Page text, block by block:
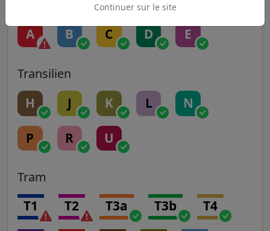
A B C D E
Transilien
H J K L N
P R U
Tram
T1 T2 T3a T3b T4
Continuer sur le site